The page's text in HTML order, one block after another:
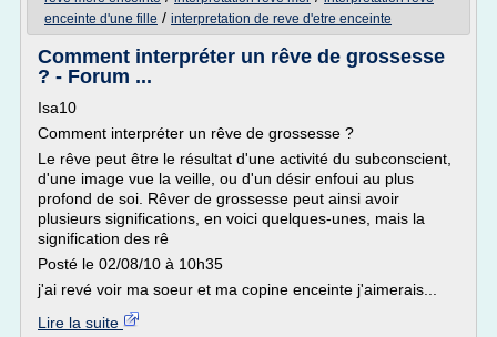
enceinte d'une fille / interpretation de reve d'etre enceinte
Comment interpréter un rêve de grossesse
? - Forum ...
Isa10
Comment interpréter un rêve de grossesse ?
Le rêve peut être le résultat d'une activité du subconscient,
d'une image vue la veille, ou d'un désir enfoui au plus
profond de soi. Rêver de grossesse peut ainsi avoir
plusieurs significations, en voici quelques-unes, mais la
signification des rê
Posté le 02/08/10 à 10h35
j'ai revé voir ma soeur et ma copine enceinte j'aimerais...
Lire la suite